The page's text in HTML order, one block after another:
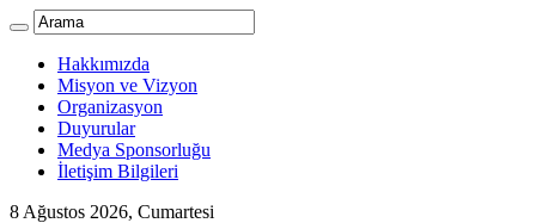
Hakkımızda
Misyon ve Vizyon
Organizasyon
Duyurular
Medya Sponsorluğu
İletişim Bilgileri
8 Ağustos 2026, Cumartesi